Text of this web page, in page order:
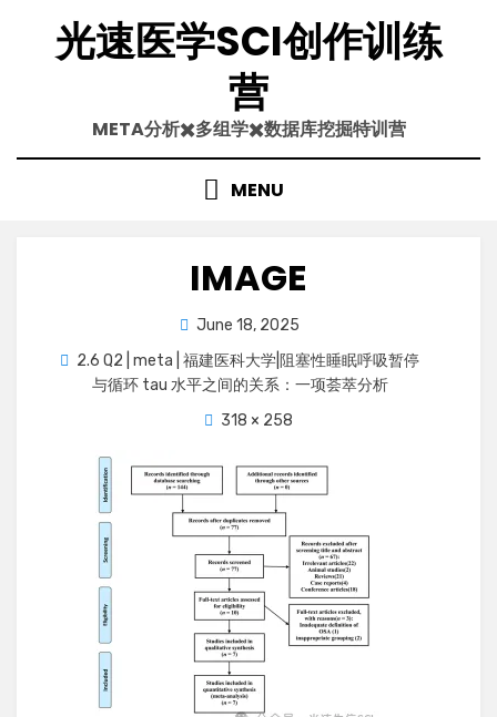
content光速医学SCI创作训练
营
META分析✖️多组学✖️数据库挖掘特训营
MENU
IMAGE
Posted
on
June 18, 2025
2.6 Q2 | meta | 福建医科大学|阻塞性睡眠呼吸暂停
与循环 tau 水平之间的关系：一项荟萃分析
318 × 258